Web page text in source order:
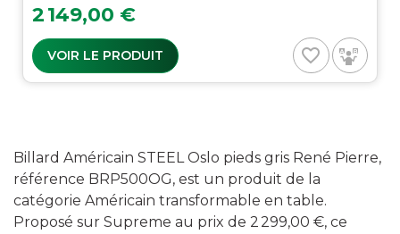
Prix
2 149,00 €
VOIR LE PRODUIT favorite_border
Billard Américain STEEL Oslo pieds gris René Pierre,
référence BRP500OG, est un produit de la
catégorie Américain transformable en table.
Proposé sur Supreme au prix de 2 299,00 €, ce